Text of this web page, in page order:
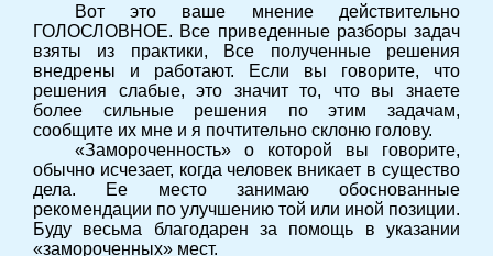
Вот это ваше мнение действительно
ГОЛОСЛОВНОЕ. Все приведенные разборы задач
взяты из практики, Все полученные решения
внедрены и работают. Если вы говорите, что
решения слабые, это значит то, что вы знаете
более сильные решения по этим задачам,
сообщите их мне и я почтительно склоню голову.
«Замороченность» о которой вы говорите,
обычно исчезает, когда человек вникает в существо
дела. Ее место занимаю обоснованные
рекомендации по улучшению той или иной позиции.
Буду весьма благодарен за помощь в указании
«замороченных» мест.